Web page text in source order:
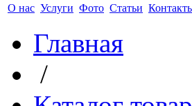
О нас Услуги Фото Статьи
Главная
/